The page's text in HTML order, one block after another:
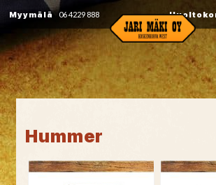
Myymälä 06 4229 888
Hummer